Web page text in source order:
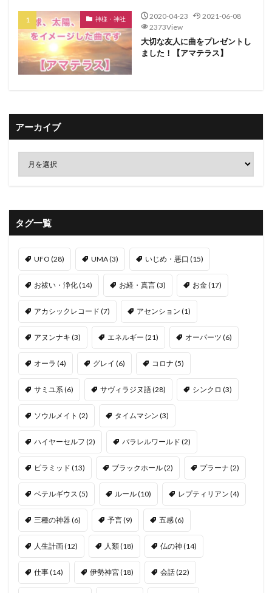
神様・神社 2020-04-23
2021-06-08
2373View
大切な友人に曲をプレゼントし
ました！【アマテラス】
アーカイブ
タグ一覧
UFO (28) UMA(3) いじめ・悪口 (15)
お祓い・浄化(14) お経・真言(3) お金(17)
アカシックレコード (7) アセンション (1)
アヌンナキ (3) エネルギー (21) オーパーツ (6)
オーラ (4) グレイ (6) コロナ (5)
サミユ系 (6) サヴィラジヌ語(28) シンクロ (3)
ソウルメイト (2) タイムマシン (3)
ハイヤーセルフ (2) パラレルワールド (2)
ピラミッド (13) ブラックホール(2) プラーナ (2)
ベテルギウス (5) ルール(10) レプティリアン (4)
三種の神器(6) 予言(9) 五感(6)
人生計画(12) 人類(18) 仏の神(14)
仕事(14) 伊勢神宮(18) 会話(22)